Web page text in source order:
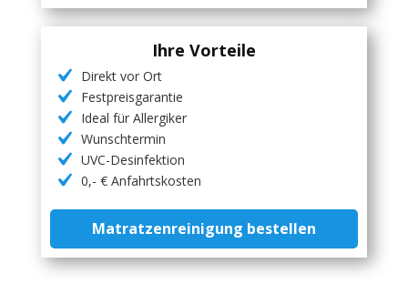
Ihre Vorteile
Direkt vor Ort
Festpreisgarantie
Ideal für Allergiker
Wunschtermin
UVC-Desinfektion
0,- € Anfahrtskosten
Matratzenreinigung bestellen